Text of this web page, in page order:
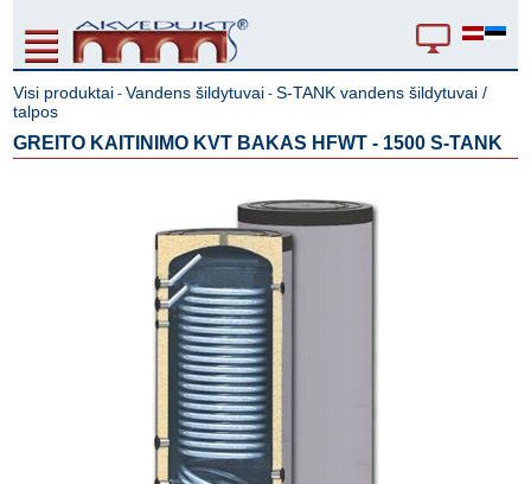
Visi produktai -Vandens šildytuvai -S-TANK vandens šildytuvai /
talpos
GREITO KAITINIMO KVT BAKAS HFWT - 1500 S-TANK